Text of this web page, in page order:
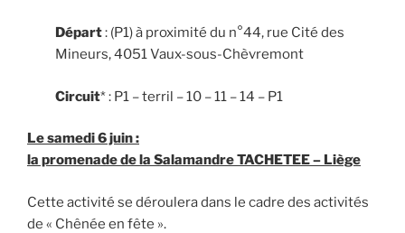
Départ: (P1) à proximité du n°44, rue Cité des
Mineurs, 4051 Vaux-sous-Chèvremont
Circuit* : P1 – terril – 10 – 11 – 14 – P1
Le samedi 6 juin :
la promenade de la Salamandre TACHETEE– Liège
Cette activité se déroulera dans le cadre des activités
de « Chênée en fête ».